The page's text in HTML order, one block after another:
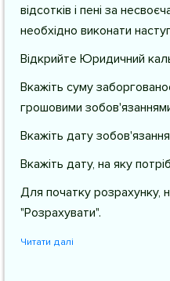
відсотків і пені за
необхідно виконати
Відкрийте Юридичний
Вкажіть суму
грошовими
Вкажіть дату
Вкажіть дату, на яку
Для початку розрахунку,
"Розрахувати".
Читати далі